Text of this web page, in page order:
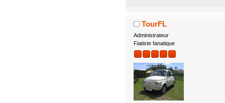
TourFL
Administrateur
Fiatiste fanatique